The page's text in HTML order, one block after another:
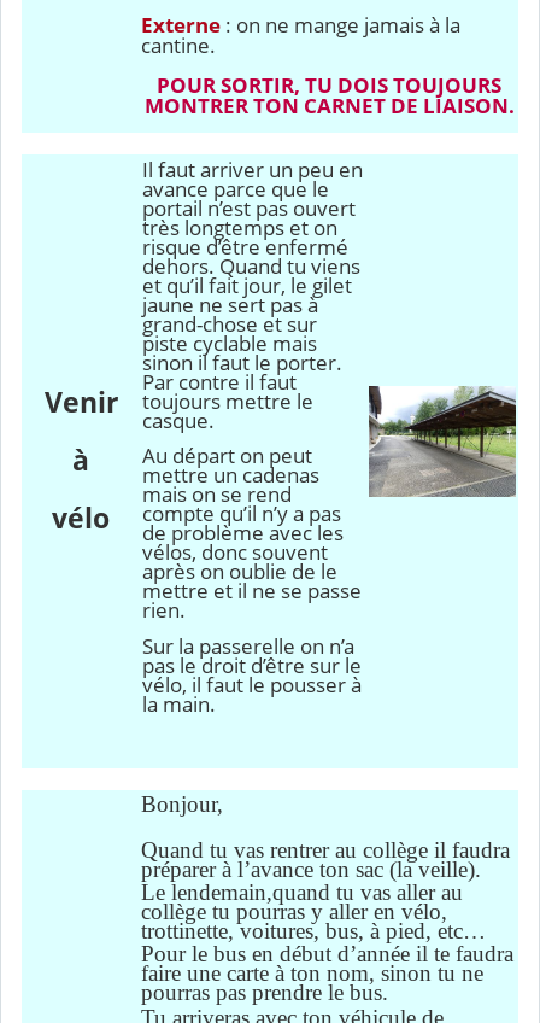
Externe : on ne mange jamais à la
cantine.
POUR SORTIR, TU DOIS TOUJOURS
MONTRER TON CARNET DE LIAISON.
Venir
à
vélo
Il faut arriver un peu en
avance parce que le
portail n’est pas ouvert
très longtemps et on
risque d’être enfermé
dehors. Quand tu viens
et qu’il fait jour, le gilet
jaune ne sert pas à
grand-chose et sur
piste cyclable mais
sinon il faut le porter.
Par contre il faut
toujours mettre le
casque.
Au départ on peut
mettre un cadenas
mais on se rend
compte qu’il n’y a pas
de problème avec les
vélos, donc souvent
après on oublie de le
mettre et il ne se passe
rien.
Sur la passerelle on n’a
pas le droit d’être sur le
vélo, il faut le pousser à
la main.
Bonjour,
Quand tu vas rentrer au collège il faudra
préparer à l’avance ton sac (la veille).
Le lendemain,quand tu vas aller au
collège tu pourras y aller en vélo,
trottinette, voitures, bus, à pied, etc…
Pour le bus en début d’année il te faudra
faire une carte à ton nom, sinon tu ne
pourras pas prendre le bus.
Tu arriveras avec ton véhicule de